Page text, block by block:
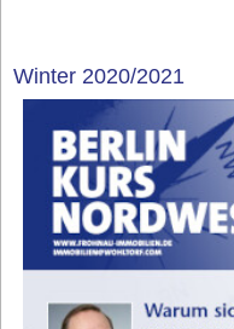
Winter 2020/2021